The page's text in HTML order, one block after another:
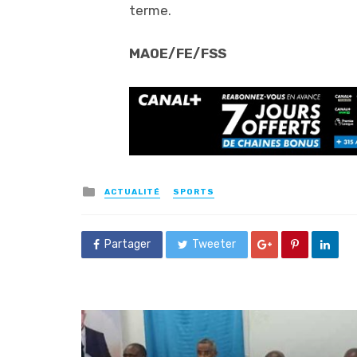
terme.
MAOE/FE/FSS
Posted
in
ACTUALITÉ SPORTS
Partager Tweeter